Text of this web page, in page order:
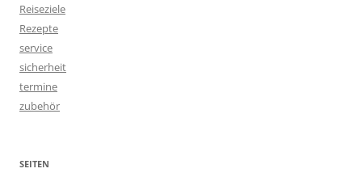
Reiseziele
Rezepte
service
sicherheit
termine
zubehör
SEITEN